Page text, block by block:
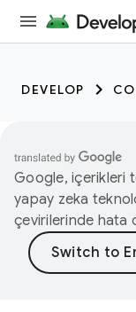
DEVELOP
Google, içerikleri
yapay zeka
çevirilerinde hata